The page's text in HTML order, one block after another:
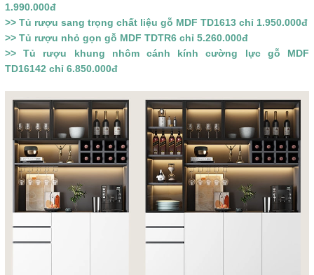
1.990.000đ
>> Tủ rượu sang trọng chất liệu gỗ MDF TD1613 chỉ 1.950.000đ
>> Tủ rượu nhỏ gọn gỗ MDF TDTR6 chỉ 5.260.000đ
>> Tủ rượu khung nhôm cánh kính cường lực gỗ MDF
TD16142 chỉ 6.850.000đ